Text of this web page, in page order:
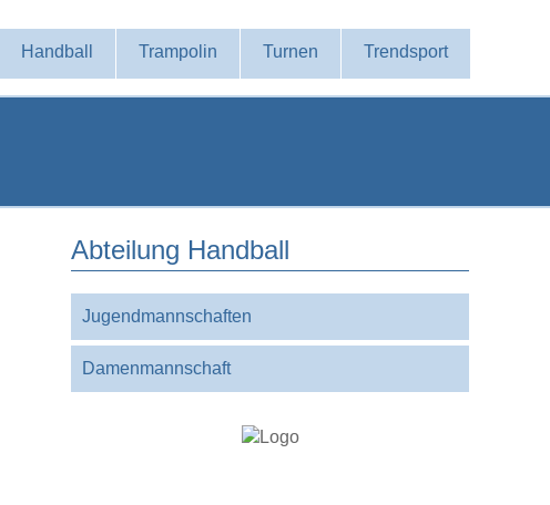
Handball Trampolin Turnen Trendsport
Abteilung Handball
überspringen
Jugendmannschaften
Damenmannschaft